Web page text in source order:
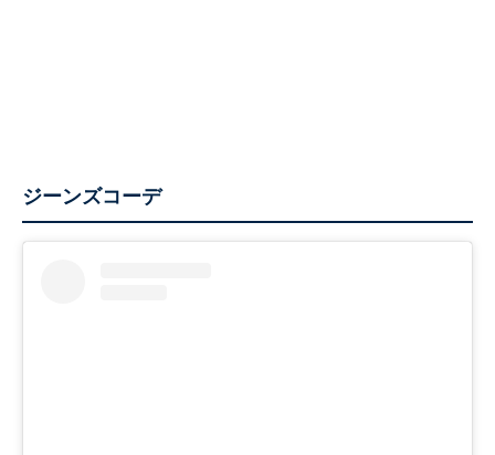
ジーンズコーデ